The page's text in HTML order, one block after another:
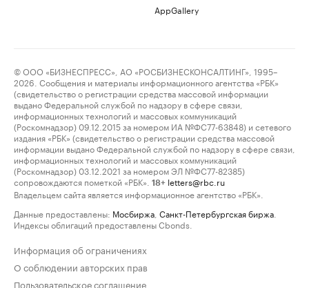
AppGallery
© ООО «БИЗНЕСПРЕСС», АО «РОСБИЗНЕСКОНСАЛТИНГ», 1995–
2026. Сообщения и материалы информационного агентства «РБК»
(свидетельство о регистрации средства массовой информации
выдано Федеральной службой по надзору в сфере связи,
информационных технологий и массовых коммуникаций
(Роскомнадзор) 09.12.2015 за номером ИА №ФС77-63848) и сетевого
издания «РБК» (свидетельство о регистрации средства массовой
информации выдано Федеральной службой по надзору в сфере связи,
информационных технологий и массовых коммуникаций
(Роскомнадзор) 03.12.2021 за номером ЭЛ №ФС77-82385)
сопровождаются пометкой «РБК».
18+ letters@rbc.ru
Владельцем сайта является информационное агентство «РБК».
Данные предоставлены: Мосбиржа Санкт-Петербургская биржа
Индексы облигаций предоставлены Cbonds.
Информация об ограничениях
О соблюдении авторских прав
Пользовательское соглашение